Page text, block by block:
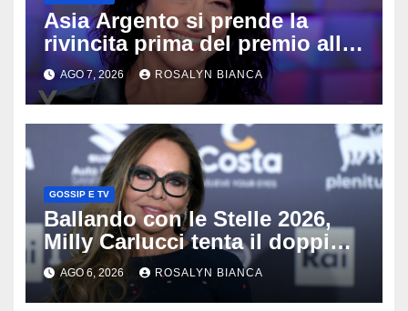
Asia Argento si prende la
rivincita prima del premio alla
carriera: «Mi chiamano
raccomandata e cagna»
AGO 7, 2026 ROSALYN BIANCA
GOSSIP E TV
Ballando con le Stelle 2026,
Milly Carlucci tenta il doppio
colpo: tra i papabili Ornella
Muti e Monica Guerritore
AGO 6, 2026 ROSALYN BIANCA